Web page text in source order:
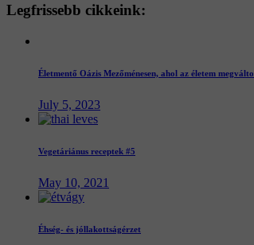
Legfrissebb cikkeink:
Életmentő Oázis Mezőménesen, ahol az életem
July 5, 2023
Vegetáriánus receptek #5
May 10, 2021
Éhség- és jóllakottságérzet